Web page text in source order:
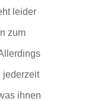
leider
zum
jederzeit
ihnen